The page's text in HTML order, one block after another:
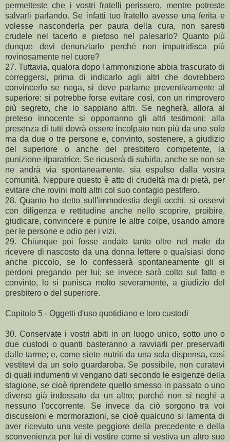
permetteste che i vostri fratelli perissero, mentre potreste
salvarli parlando. Se infatti tuo fratello avesse una ferita e
volesse nasconderla per paura della cura, non saresti
crudele nel tacerlo e pietoso nel palesarlo? Quanto più
dunque devi denunziarlo perché non imputridisca più
rovinosamente nel cuore?
27. Tuttavia, qualora dopo l'ammonizione abbia trascurato di
correggersi, prima di indicarlo agli altri che dovrebbero
convincerlo se nega, si deve parlarne preventivamente al
superiore: si potrebbe forse evitare così, con un rimprovero
più segreto, che lo sappiano altri. Se negherà, allora al
preteso innocente si opporranno gli altri testimoni: alla
presenza di tutti dovrà essere incolpato non più da uno solo
ma da due o tre persone e, convinto, sostenere, a giudizio
del superiore o anche del presbitero competente, la
punizione riparatrice. Se ricuserà di subirla, anche se non se
ne andrà via spontaneamente, sia espulso dalla vostra
comunità. Neppure questo è atto di crudeltà ma di pietà, per
evitare che rovini molti altri col suo contagio pestifero.
28. Quanto ho detto sull'immodestia degli occhi, si osservi
con diligenza e rettitudine anche nello scoprire, proibire,
giudicare, convincere e punire le altre colpe, usando amore
per le persone e odio per i vizi.
29. Chiunque poi fosse andato tanto oltre nel male da
ricevere di nascosto da una donna lettere o qualsiasi dono
anche piccolo, se lo confesserà spontaneamente gli si
perdoni pregando per lui; se invece sarà colto sul fatto e
convinto, lo si punisca molto severamente, a giudizio del
presbitero o del superiore.
Capitolo 5 - Oggetti d'uso quotidiano e loro custodi
30. Conservate i vostri abiti in un luogo unico, sotto uno o
due custodi o quanti basteranno a ravviarli per preservarli
dalle tarme; e, come siete nutriti da una sola dispensa, così
vestitevi da un solo guardaroba. Se possibile, non curatevi
di quali indumenti vi vengano dati secondo le esigenze della
stagione, se cioè riprendete quello smesso in passato o uno
diverso già indossato da un altro; purché non si neghi a
nessuno l'occorrente. Se invece da ciò sorgono tra voi
discussioni e mormorazioni, se cioè qualcuno si lamenta di
aver ricevuto una veste peggiore della precedente e della
sconvenienza per lui di vestire come si vestiva un altro suo